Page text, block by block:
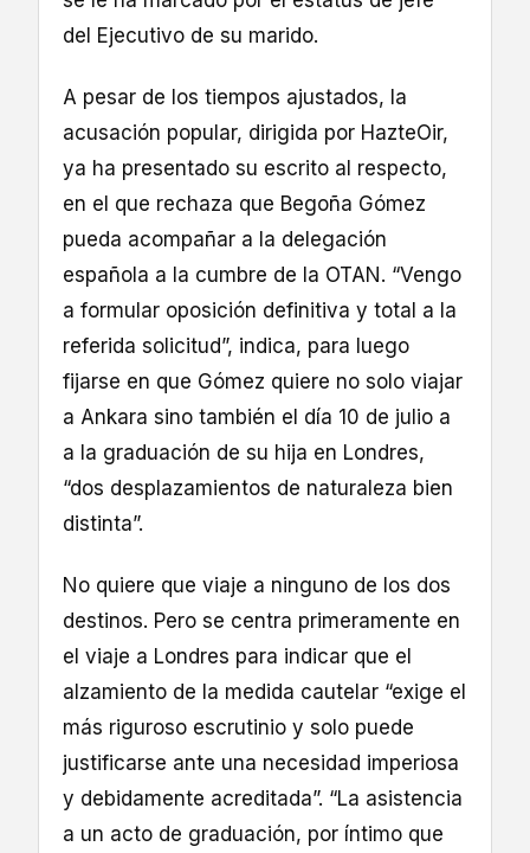
del Ejecutivo de su marido.
A pesar de los tiempos ajustados, la
acusación popular, dirigida por HazteOir,
ya ha presentado su escrito al respecto,
en el que rechaza que Begoña Gómez
pueda acompañar a la delegación
española a la cumbre de la OTAN. “Vengo
a formular oposición definitiva y total a la
referida solicitud”, indica, para luego
fijarse en que Gómez quiere no solo viajar
a Ankara sino también el día 10 de julio a
a la graduación de su hija en Londres,
“dos desplazamientos de naturaleza bien
distinta”.
No quiere que viaje a ninguno de los dos
destinos. Pero se centra primeramente en
el viaje a Londres para indicar que el
alzamiento de la medida cautelar “exige el
más riguroso escrutinio y solo puede
justificarse ante una necesidad imperiosa
y debidamente acreditada”. “La asistencia
a un acto de graduación, por íntimo que